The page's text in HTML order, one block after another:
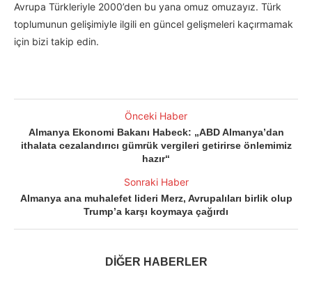
Avrupa Türkleriyle 2000’den bu yana omuz omuzayız. Türk
toplumunun gelişimiyle ilgili en güncel gelişmeleri kaçırmamak
için bizi takip edin.
Önceki Haber
Almanya Ekonomi Bakanı Habeck: „ABD Almanya’dan
ithalata cezalandırıcı gümrük vergileri getirirse önlemimiz
hazır“
Sonraki Haber
Almanya ana muhalefet lideri Merz, Avrupalıları birlik olup
Trump’a karşı koymaya çağırdı
DİĞER HABERLER